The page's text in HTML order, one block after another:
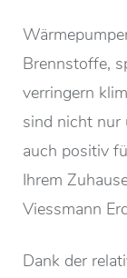
Brennstoffe,
verringern
sind nicht nur
auch positiv
Ihrem
Viessmann
Dank der